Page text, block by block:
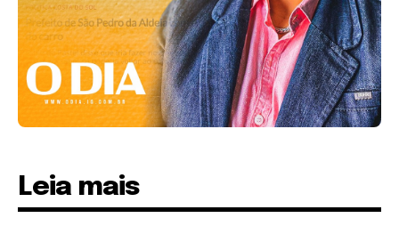
Leia mais